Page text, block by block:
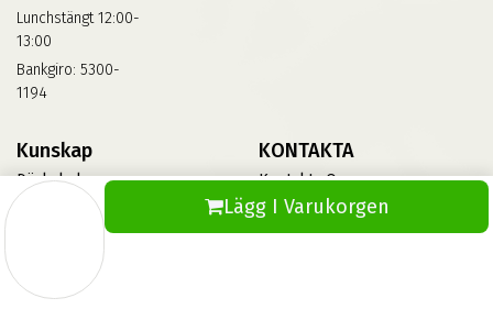
Lägg I Varukorgen
Lunchstängt 12:00-
13:00
Bankgiro: 5300-
1194
Kunskap
Däckskola
Informationsbank Av Däck
Och Fälgar
KONTAKTA
Kontakta Oss
Vinterdäck